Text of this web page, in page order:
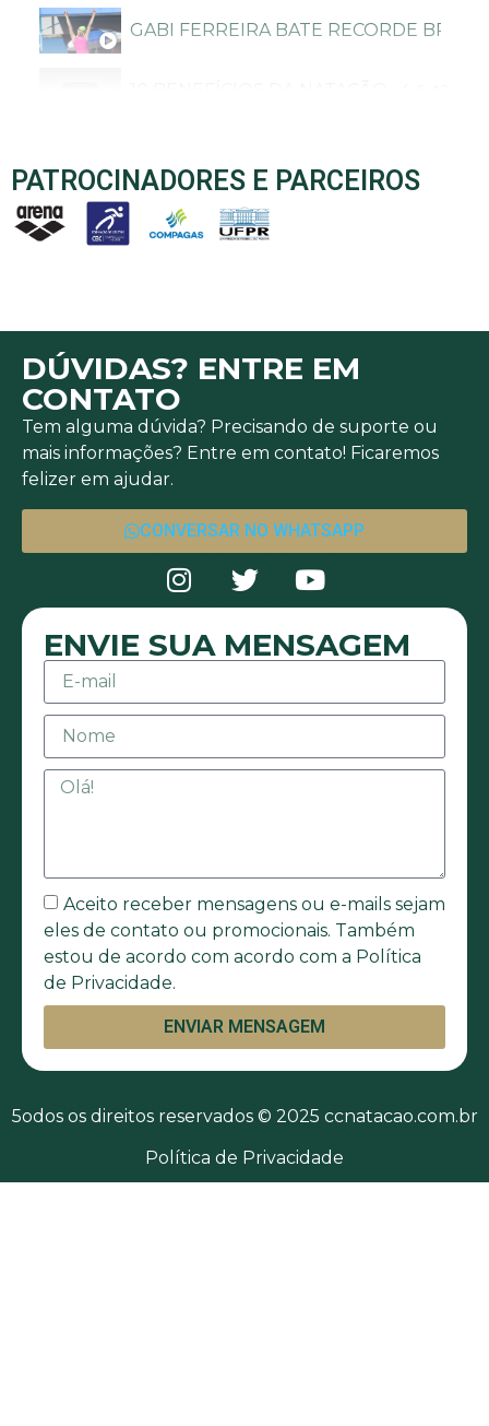
GABI FERREIRA BATE RECORDE
PATROCINADORES E PARCEIROS
DÚVIDAS? ENTRE EM
CONTATO
Tem alguma dúvida? Precisando de suporte ou
mais informações? Entre em contato! Ficaremos
felizer em ajudar.
CONVERSAR NO WHATSAPP
ENVIE SUA MENSAGEM
Aceito receber mensagens ou e-mails sejam
eles de contato ou promocionais. Também
estou de acordo com acordo com a Política
de Privacidade.
ENVIAR MENSAGEM
5odos os direitos reservados © 2025 ccnatacao.com.br
Política de Privacidade